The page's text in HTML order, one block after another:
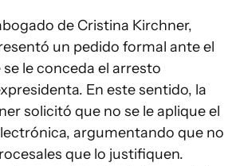
de Cristina Kirchner,
un pedido formal ante el
le conceda el arresto
En este sentido, la
solicitó que no se le aplique el
argumentando que no
que lo justifiquen.